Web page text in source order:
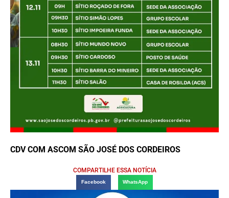
CDV COM ASCOM SÃO JOSÉ DOS CORDEIROS
COMPARTILHE ESSA NOTÍCIA
Facebook WhatsApp